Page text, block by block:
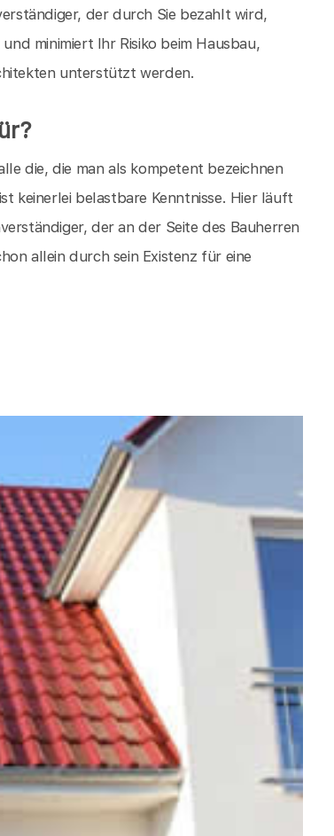
der durch Sie bezahlt wird,
minimiert Ihr Risiko beim Hausbau,
unterstützt werden.
die, die man als kompetent bezeichnen
keinerlei belastbare Kenntnisse. Hier läuft
der an der Seite des Bauherren
allein durch sein Existenz für eine